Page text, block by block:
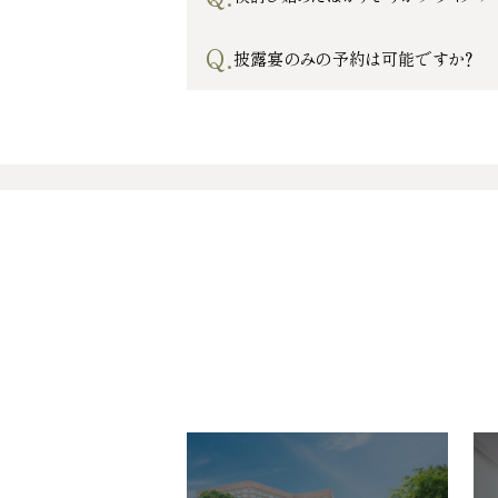
Q.披露宴のみの予約は可能ですか？